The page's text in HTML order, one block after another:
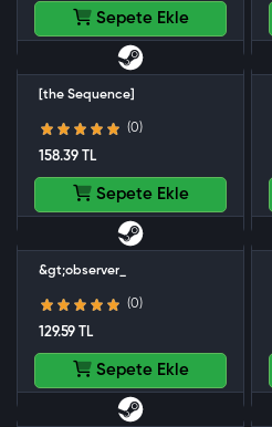
Sepete Ekle
[the Sequence]
(0)
158.39 TL
Sepete Ekle
&gt;observer_
(0)
129.59 TL
Sepete Ekle